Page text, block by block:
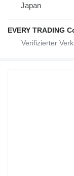
Japan
EVERY TRADING